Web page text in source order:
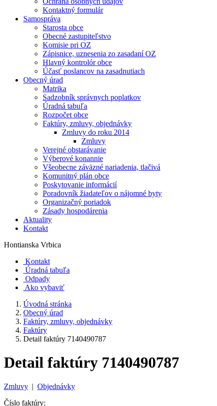
Kontaktný formulár
Samospráva
Starosta obce
Obecné zastupiteľstvo
Komisie pri OZ
Zápisnice, uznesenia zo zasadaní OZ
Hlavný kontrolór obce
Účasť poslancov na zasadnutiach
Obecný úrad
Matrika
Sadzobník správnych poplatkov
Úradná tabuľa
Rozpočet obce
Faktúry, zmluvy, objednávky
Zmluvy do roku 2014
Zmluvy
Verejné obstarávanie
Výberové konannie
Všeobecne záväzné nariadenia, tlačivá
Komunitný plán obce
Poskytovanie informácií
Poradovník žiadateľov o nájomné byty
Organizačný poriadok
Zásady hospodárenia
Aktuality
Kontakt
Hontianska Vrbica
Kontakt
Úradná tabuľa
Odpady
Ako vybaviť
Úvodná stránka
Obecný úrad
Faktúry, zmluvy, objednávky
Faktúry
Detail faktúry 7140490787
Detail faktúry 7140490787
Zmluvy | Objednávky
Číslo faktúry: